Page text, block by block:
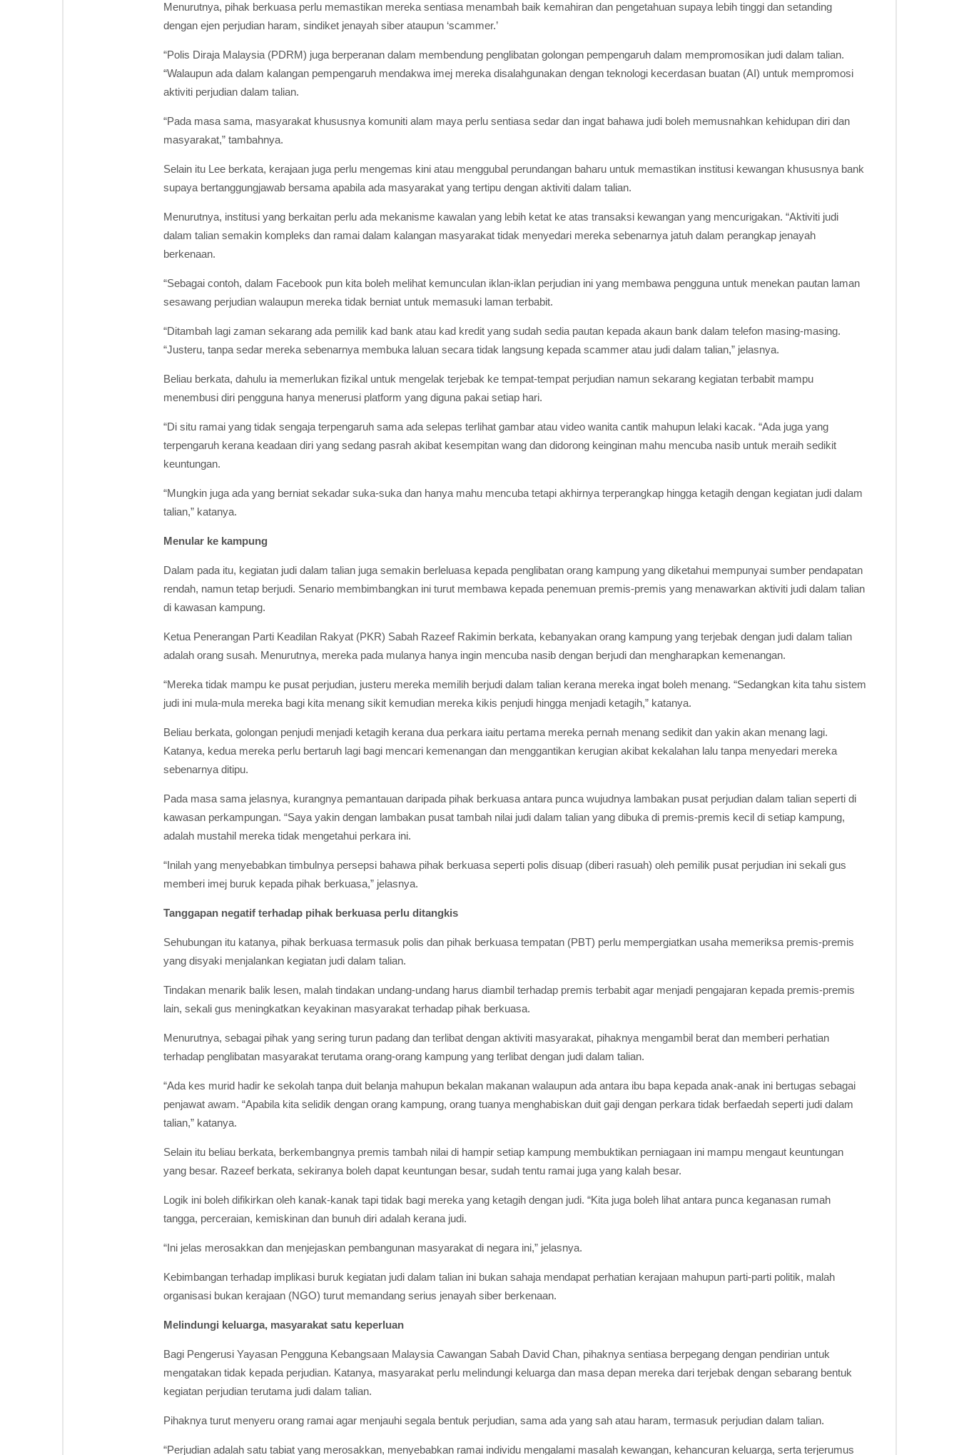
Menurutnya, pihak berkuasa perlu memastikan mereka sentiasa menambah baik kemahiran dan pengetahuan supaya lebih tinggi dan setanding
dengan ejen perjudian haram, sindiket jenayah siber ataupun ‘scammer.’
“Polis Diraja Malaysia (PDRM) juga berperanan dalam membendung penglibatan golongan pempengaruh dalam mempromosikan judi dalam talian.
“Walaupun ada dalam kalangan pempengaruh mendakwa imej mereka disalahgunakan dengan teknologi kecerdasan buatan (AI) untuk mempromosi
aktiviti perjudian dalam talian.
“Pada masa sama, masyarakat khususnya komuniti alam maya perlu sentiasa sedar dan ingat bahawa judi boleh memusnahkan kehidupan diri dan
masyarakat,” tambahnya.
Selain itu Lee berkata, kerajaan juga perlu mengemas kini atau menggubal perundangan baharu untuk memastikan institusi kewangan khususnya bank
supaya bertanggungjawab bersama apabila ada masyarakat yang tertipu dengan aktiviti dalam talian.
Menurutnya, institusi yang berkaitan perlu ada mekanisme kawalan yang lebih ketat ke atas transaksi kewangan yang mencurigakan. “Aktiviti judi
dalam talian semakin kompleks dan ramai dalam kalangan masyarakat tidak menyedari mereka sebenarnya jatuh dalam perangkap jenayah
berkenaan.
“Sebagai contoh, dalam Facebook pun kita boleh melihat kemunculan iklan-iklan perjudian ini yang membawa pengguna untuk menekan pautan laman
sesawang perjudian walaupun mereka tidak berniat untuk memasuki laman terbabit.
“Ditambah lagi zaman sekarang ada pemilik kad bank atau kad kredit yang sudah sedia pautan kepada akaun bank dalam telefon masing-masing.
“Justeru, tanpa sedar mereka sebenarnya membuka laluan secara tidak langsung kepada scammer atau judi dalam talian,” jelasnya.
Beliau berkata, dahulu ia memerlukan fizikal untuk mengelak terjebak ke tempat-tempat perjudian namun sekarang kegiatan terbabit mampu
menembusi diri pengguna hanya menerusi platform yang diguna pakai setiap hari.
“Di situ ramai yang tidak sengaja terpengaruh sama ada selepas terlihat gambar atau video wanita cantik mahupun lelaki kacak. “Ada juga yang
terpengaruh kerana keadaan diri yang sedang pasrah akibat kesempitan wang dan didorong keinginan mahu mencuba nasib untuk meraih sedikit
keuntungan.
“Mungkin juga ada yang berniat sekadar suka-suka dan hanya mahu mencuba tetapi akhirnya terperangkap hingga ketagih dengan kegiatan judi dalam
talian,” katanya.
Menular ke kampung
Dalam pada itu, kegiatan judi dalam talian juga semakin berleluasa kepada penglibatan orang kampung yang diketahui mempunyai sumber pendapatan
rendah, namun tetap berjudi. Senario membimbangkan ini turut membawa kepada penemuan premis-premis yang menawarkan aktiviti judi dalam talian
di kawasan kampung.
Ketua Penerangan Parti Keadilan Rakyat (PKR) Sabah Razeef Rakimin berkata, kebanyakan orang kampung yang terjebak dengan judi dalam talian
adalah orang susah. Menurutnya, mereka pada mulanya hanya ingin mencuba nasib dengan berjudi dan mengharapkan kemenangan.
“Mereka tidak mampu ke pusat perjudian, justeru mereka memilih berjudi dalam talian kerana mereka ingat boleh menang. “Sedangkan kita tahu sistem
judi ini mula-mula mereka bagi kita menang sikit kemudian mereka kikis penjudi hingga menjadi ketagih,” katanya.
Beliau berkata, golongan penjudi menjadi ketagih kerana dua perkara iaitu pertama mereka pernah menang sedikit dan yakin akan menang lagi.
Katanya, kedua mereka perlu bertaruh lagi bagi mencari kemenangan dan menggantikan kerugian akibat kekalahan lalu tanpa menyedari mereka
sebenarnya ditipu.
Pada masa sama jelasnya, kurangnya pemantauan daripada pihak berkuasa antara punca wujudnya lambakan pusat perjudian dalam talian seperti di
kawasan perkampungan. “Saya yakin dengan lambakan pusat tambah nilai judi dalam talian yang dibuka di premis-premis kecil di setiap kampung,
adalah mustahil mereka tidak mengetahui perkara ini.
“Inilah yang menyebabkan timbulnya persepsi bahawa pihak berkuasa seperti polis disuap (diberi rasuah) oleh pemilik pusat perjudian ini sekali gus
memberi imej buruk kepada pihak berkuasa,” jelasnya.
Tanggapan negatif terhadap pihak berkuasa perlu ditangkis
Sehubungan itu katanya, pihak berkuasa termasuk polis dan pihak berkuasa tempatan (PBT) perlu mempergiatkan usaha memeriksa premis-premis
yang disyaki menjalankan kegiatan judi dalam talian.
Tindakan menarik balik lesen, malah tindakan undang-undang harus diambil terhadap premis terbabit agar menjadi pengajaran kepada premis-premis
lain, sekali gus meningkatkan keyakinan masyarakat terhadap pihak berkuasa.
Menurutnya, sebagai pihak yang sering turun padang dan terlibat dengan aktiviti masyarakat, pihaknya mengambil berat dan memberi perhatian
terhadap penglibatan masyarakat terutama orang-orang kampung yang terlibat dengan judi dalam talian.
“Ada kes murid hadir ke sekolah tanpa duit belanja mahupun bekalan makanan walaupun ada antara ibu bapa kepada anak-anak ini bertugas sebagai
penjawat awam. “Apabila kita selidik dengan orang kampung, orang tuanya menghabiskan duit gaji dengan perkara tidak berfaedah seperti judi dalam
talian,” katanya.
Selain itu beliau berkata, berkembangnya premis tambah nilai di hampir setiap kampung membuktikan perniagaan ini mampu mengaut keuntungan
yang besar. Razeef berkata, sekiranya boleh dapat keuntungan besar, sudah tentu ramai juga yang kalah besar.
Logik ini boleh difikirkan oleh kanak-kanak tapi tidak bagi mereka yang ketagih dengan judi. “Kita juga boleh lihat antara punca keganasan rumah
tangga, perceraian, kemiskinan dan bunuh diri adalah kerana judi.
“Ini jelas merosakkan dan menjejaskan pembangunan masyarakat di negara ini,” jelasnya.
Kebimbangan terhadap implikasi buruk kegiatan judi dalam talian ini bukan sahaja mendapat perhatian kerajaan mahupun parti-parti politik, malah
organisasi bukan kerajaan (NGO) turut memandang serius jenayah siber berkenaan.
Melindungi keluarga, masyarakat satu keperluan
Bagi Pengerusi Yayasan Pengguna Kebangsaan Malaysia Cawangan Sabah David Chan, pihaknya sentiasa berpegang dengan pendirian untuk
mengatakan tidak kepada perjudian. Katanya, masyarakat perlu melindungi keluarga dan masa depan mereka dari terjebak dengan sebarang bentuk
kegiatan perjudian terutama judi dalam talian.
Pihaknya turut menyeru orang ramai agar menjauhi segala bentuk perjudian, sama ada yang sah atau haram, termasuk perjudian dalam talian.
“Perjudian adalah satu tabiat yang merosakkan, menyebabkan ramai individu mengalami masalah kewangan, kehancuran keluarga, serta terjerumus